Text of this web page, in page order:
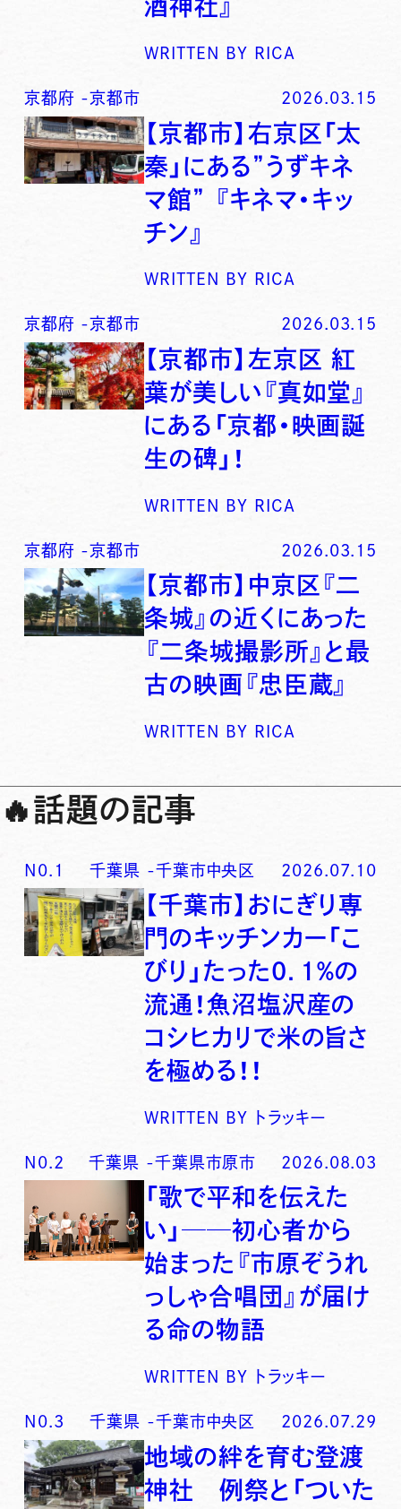
酒神社』
WRITTEN BY RICA
京都府 -京都市 2026.03.15
【京都市】右京区「太
秦」にある”うずキネ
マ館” 『キネマ・キッ
チン』
WRITTEN BY RICA
京都府 -京都市 2026.03.15
【京都市】左京区 紅
葉が美しい『真如堂』
にある「京都・映画誕
生の碑」！
WRITTEN BY RICA
京都府 -京都市 2026.03.15
【京都市】中京区『二
条城』の近くにあった
『二条城撮影所』と最
古の映画『忠臣蔵』
WRITTEN BY RICA
🔥話題の記事
N0. 1 千葉県 -千葉市中央区 2026.07.10
【千葉市】おにぎり専
門のキッチンカー「こ
びり」たった0．1％の
流通！魚沼塩沢産の
コシヒカリで米の旨さ
を極める！！
WRITTEN BY トラッキー
N0. 2 千葉県 -千葉県市原市 2026.08.03
「歌で平和を伝えた
い」──初心者から
始まった『市原ぞうれ
っしゃ合唱団』が届け
る命の物語
WRITTEN BY トラッキー
N0. 3 千葉県 -千葉市中央区 2026.07.29
地域の絆を育む登渡
神社 例祭と「ついた